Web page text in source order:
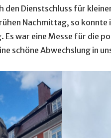
den Dienstschluss für
Nachmittag, so konnte
Es war eine Messe für die
schöne Abwechslung in